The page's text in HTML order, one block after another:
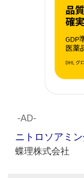
‐AD‐
ニトロソアミ
蝶理株式会社